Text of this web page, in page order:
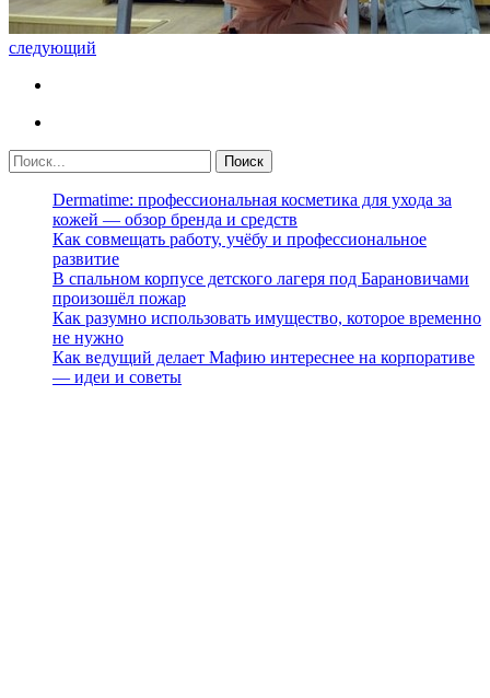
следующий
Dermatime: профессиональная косметика для ухода за
кожей — обзор бренда и средств
Как совмещать работу, учёбу и профессиональное
развитие
В спальном корпусе детского лагеря под Барановичами
произошёл пожар
Как разумно использовать имущество, которое временно
не нужно
Как ведущий делает Мафию интереснее на корпоративе
— идеи и советы